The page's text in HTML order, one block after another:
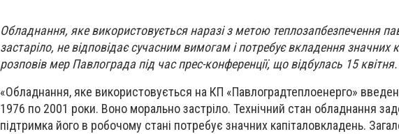
Обладнання, яке використовується наразі з метою теплозапбезпечення
застаріло, не відповідає сучасним вимогам і потребує вкладення значних
розповів мер Павлограда під час прес-конференції, що відбулась 15 квітня.
«Обладнання, яке використовується на КП «Павлоградтеплоенерго»
1976 по 2001 роки. Воно морально застріло. Технічний стан обладнання
підтримка його в робочому стані потребує значних капіталовкладень.